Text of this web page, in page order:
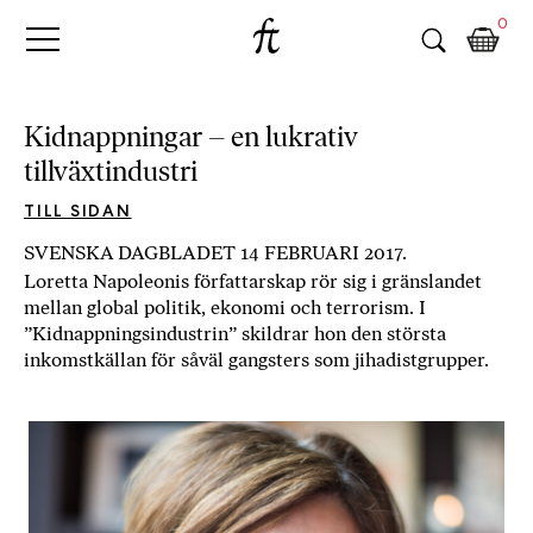
Fri
B
o
a
n
p
å
n
ä
t
t
,
k
ö
0
Kidnappningar – en lukrativ
tillväxtindustri
TILL SIDAN
SVENSKA DAGBLADET 14 FEBRUARI 2017.
Loretta Napoleonis författarskap rör sig i gränslandet
mellan global politik, ekonomi och terrorism. I
”Kidnappningsindustrin” skildrar hon den största
inkomstkällan för såväl gangsters som jihadistgrupper.